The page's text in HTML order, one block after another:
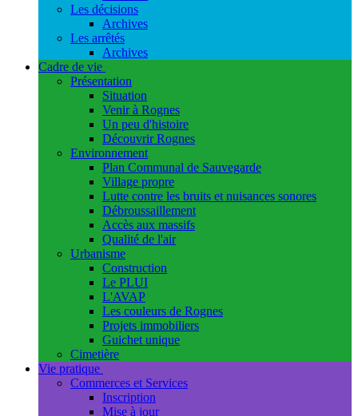
Les décisions
Archives
Les arrêtés
Archives
Cadre de vie
Présentation
Situation
Venir à Rognes
Un peu d'histoire
Découvrir Rognes
Environnement
Plan Communal de Sauvegarde
Village propre
Lutte contre les bruits et nuisances sonores
Débroussaillement
Accès aux massifs
Qualité de l'air
Urbanisme
Construction
Le PLUI
L'AVAP
Les couleurs de Rognes
Projets immobiliers
Guichet unique
Cimetière
Vie pratique
Commerces et Services
Inscription
Mise à jour